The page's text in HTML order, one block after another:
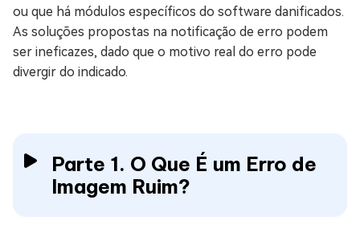
ou que há módulos específicos do software danificados.
As soluções propostas na notificação de erro podem
ser ineficazes, dado que o motivo real do erro pode
divergir do indicado.
Parte 1. O Que É um Erro de
Imagem Ruim?